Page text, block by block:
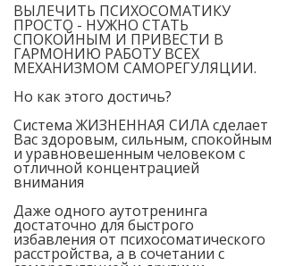
ВЫЛЕЧИТЬ ПСИХОСОМАТИКУ
ПРОСТО - НУЖНО СТАТЬ
СПОКОЙНЫМ И ПРИВЕСТИ В
ГАРМОНИЮ РАБОТУ ВСЕХ
МЕХАНИЗМОМ САМОРЕГУЛЯЦИИ.
Но как этого достичь?
Система ЖИЗНЕННАЯ СИЛА сделает
Вас здоровым, сильным, спокойным
и уравновешенным человеком с
отличной концентрацией
внимания
Даже одного аутотренинга
достаточно для быстрого
избавления от психосоматического
расстройства, а в сочетании с